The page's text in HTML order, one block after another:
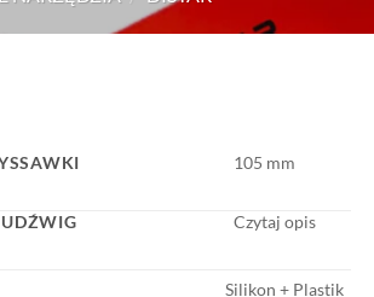
105 mm
Czytaj opis
Silikon + Plastik